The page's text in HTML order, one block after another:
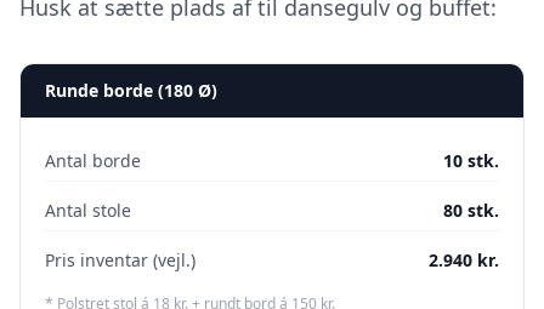
Husk at sætte plads af til dansegulv og buffet:
Runde borde (180 Ø)
Antal borde 10 stk.
Antal stole 80 stk.
Pris inventar (vejl.) 2.940 kr.
* Polstret stol á 18 kr. + rundt bord á 150 kr.